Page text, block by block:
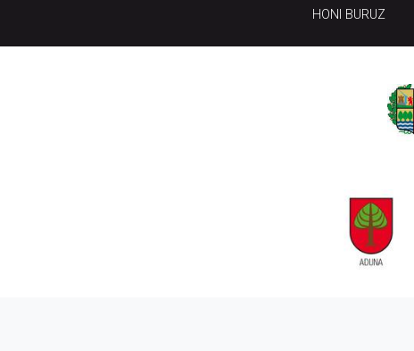
HONI BURUZ